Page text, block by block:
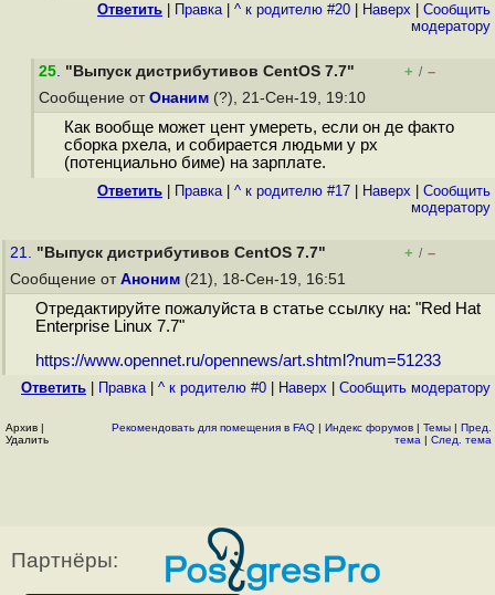
Ответить Правка| ^ к родителю #20 Наверх
Cообщить
модератору
25. "Выпуск дистрибутивов CentOS 7.7" + / –
Сообщение от Онаним (?), 21-Сен-19, 19:10
Как вообще может цент умереть, если он де факто
сборка рхела, и собирается людьми у рх
(потенциально биме) на зарплате.
Ответить Правка| ^ к родителю #17 Наверх
Cообщить
модератору
21. "Выпуск дистрибутивов CentOS 7.7" + / –
Сообщение от Аноним (21), 18-Сен-19, 16:51
Отредактируйте пожалуйста в статье ссылку на: "Red Hat
Enterprise Linux 7.7"
https://www.opennet.ru/opennews/art.shtml?num=51233
Ответить Правка| ^ к родителю #0 Наверх Cообщить модератору
Архив |
Удалить
Рекомендовать для помещения в FAQ | Индекс форумов | Темы | Пред.
тема | След. тема
Партнёры: